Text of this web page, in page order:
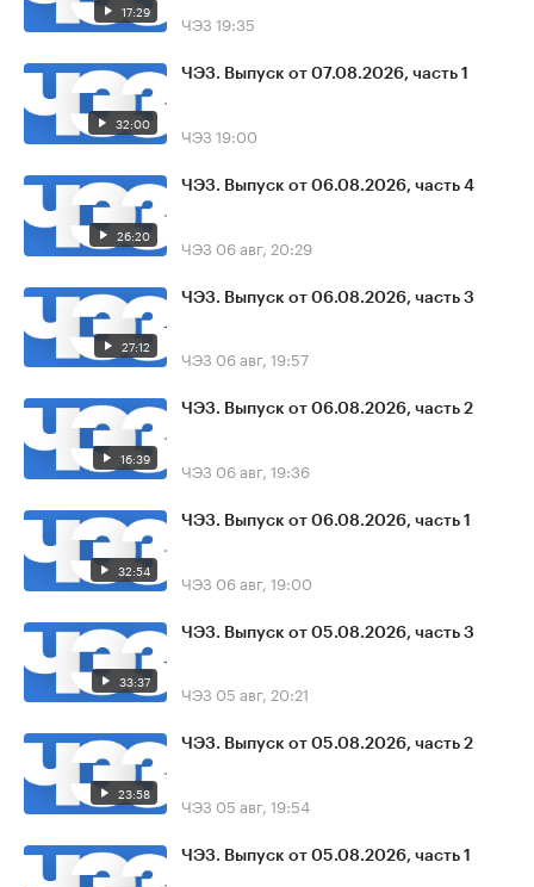
17:29 ЧЭЗ 19:35
32:00
ЧЭЗ. Выпуск от 07.08.2026, часть 1
ЧЭЗ 19:00
26:20
ЧЭЗ. Выпуск от 06.08.2026, часть 4
ЧЭЗ 06 авг, 20:29
27:12
ЧЭЗ. Выпуск от 06.08.2026, часть 3
ЧЭЗ 06 авг, 19:57
16:39
ЧЭЗ. Выпуск от 06.08.2026, часть 2
ЧЭЗ 06 авг, 19:36
32:54
ЧЭЗ. Выпуск от 06.08.2026, часть 1
ЧЭЗ 06 авг, 19:00
33:37
ЧЭЗ. Выпуск от 05.08.2026, часть 3
ЧЭЗ 05 авг, 20:21
23:58
ЧЭЗ. Выпуск от 05.08.2026, часть 2
ЧЭЗ 05 авг, 19:54
ЧЭЗ. Выпуск от 05.08.2026, часть 1